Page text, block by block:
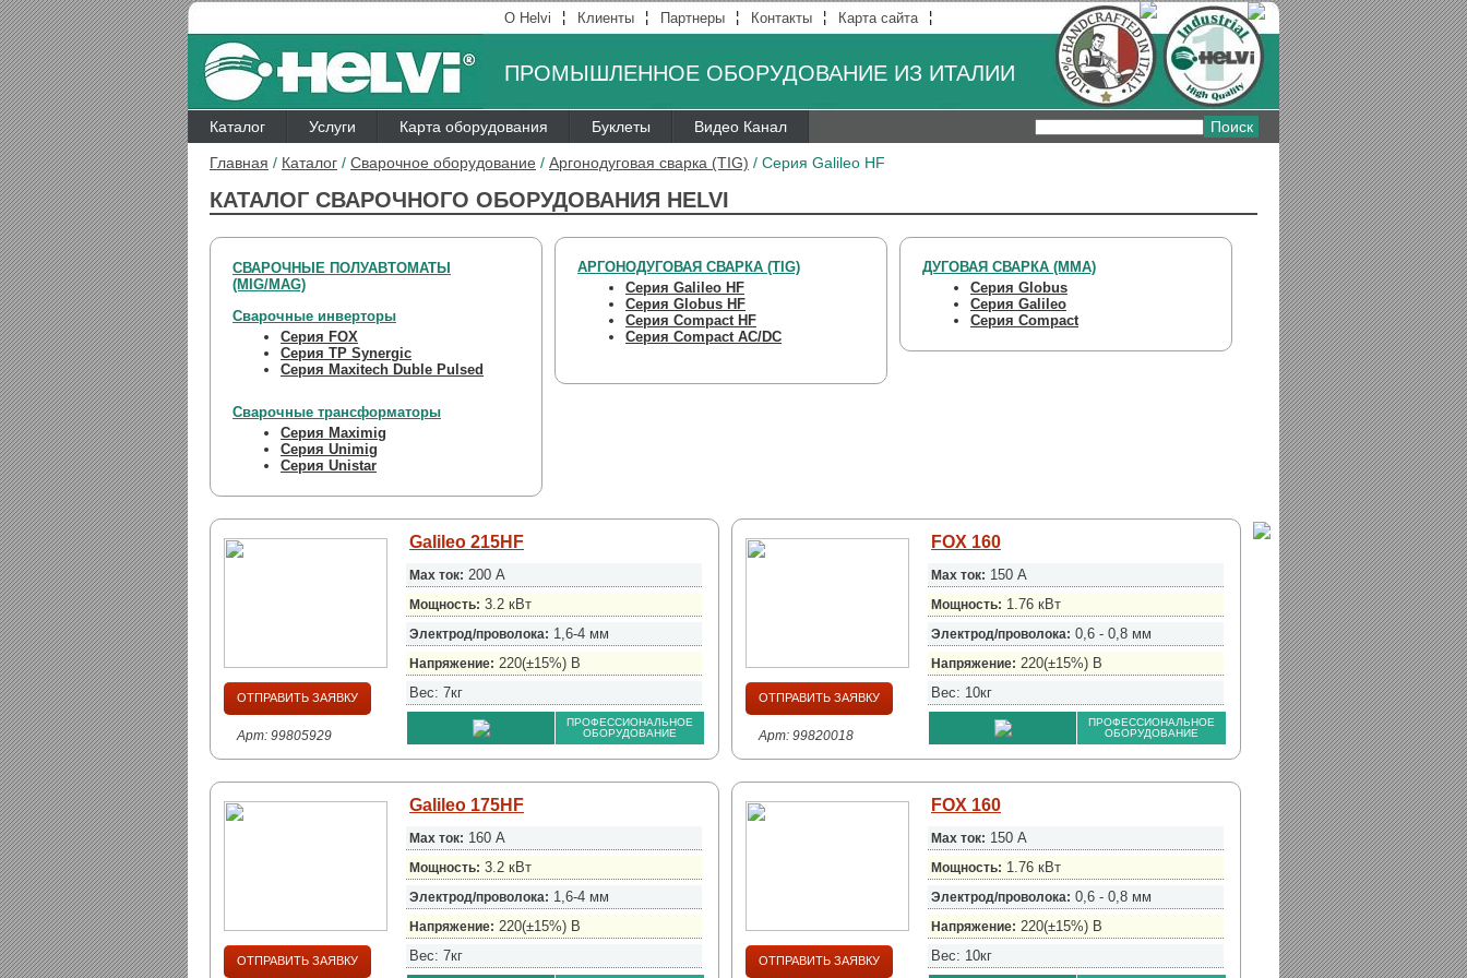
О Helvi ¦ Клиенты ¦ Партнеры ¦ Контакты ¦ Карта сайта ¦
ПРОМЫШЛЕННОЕ ОБОРУДОВАНИЕ ИЗ ИТАЛИИ
Каталог Услуги Карта оборудования Буклеты Видео Канал
Главная / Каталог / Сварочное оборудование / Аргонодуговая сварка (TIG) / Серия Galileo HF
КАТАЛОГ СВАРОЧНОГО ОБОРУДОВАНИЯ HELVI
СВАРОЧНЫЕ ПОЛУАВТОМАТЫ
(MIG/MAG)
Сварочные инверторы
Серия FOX
Серия TP Synergic
Серия Maxitech Duble Pulsed
Сварочные трансформаторы
Серия Maximig
Серия Unimig
Серия Unistar
АРГОНОДУГОВАЯ СВАРКА (TIG)
Серия Galileo HF
Серия Globus HF
Серия Compact HF
Серия Compact AC/DC
ДУГОВАЯ СВАРКА (MMA)
Серия Globus
Серия Galileo
Серия Compact
ОТПРАВИТЬ ЗАЯВКУ
Арт: 99805929
Galileo 215HF
Max ток: 200 А
Мощность: 3.2 кВт
Электрод/проволока: 1,6-4 мм
Напряжение: 220(±15%) В
Вес: 7кг
ПРОФЕССИОНАЛЬНОЕ
ОБОРУДОВАНИЕ
ОТПРАВИТЬ ЗАЯВКУ
Арт: 99820018
FOX 160
Max ток: 150 А
Мощность: 1.76 кВт
Электрод/проволока: 0,6 - 0,8 мм
Напряжение: 220(±15%) В
Вес: 10кг
ПРОФЕССИОНАЛЬНОЕ
ОБОРУДОВАНИЕ
ОТПРАВИТЬ ЗАЯВКУ
Galileo 175HF
Max ток: 160 А
Мощность: 3.2 кВт
Электрод/проволока: 1,6-4 мм
Напряжение: 220(±15%) В
Вес: 7кг
ОТПРАВИТЬ ЗАЯВКУ
FOX 160
Max ток: 150 А
Мощность: 1.76 кВт
Электрод/проволока: 0,6 - 0,8 мм
Напряжение: 220(±15%) В
Вес: 10кг